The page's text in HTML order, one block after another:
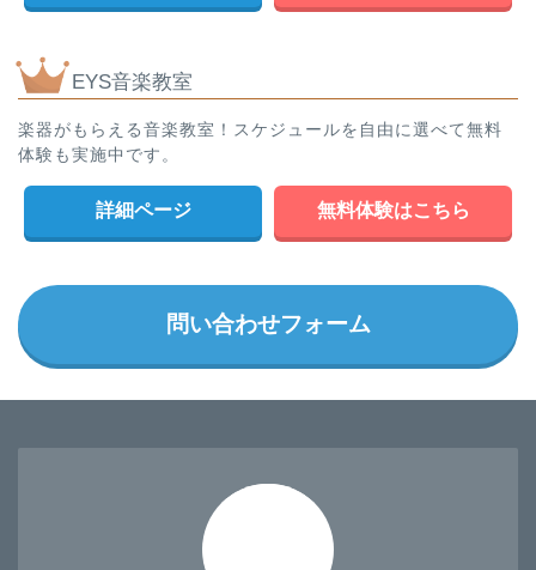
EYS音楽教室
楽器がもらえる音楽教室！スケジュールを自由に選べて無料
体験も実施中です。
詳細ページ 無料体験はこちら
問い合わせフォーム